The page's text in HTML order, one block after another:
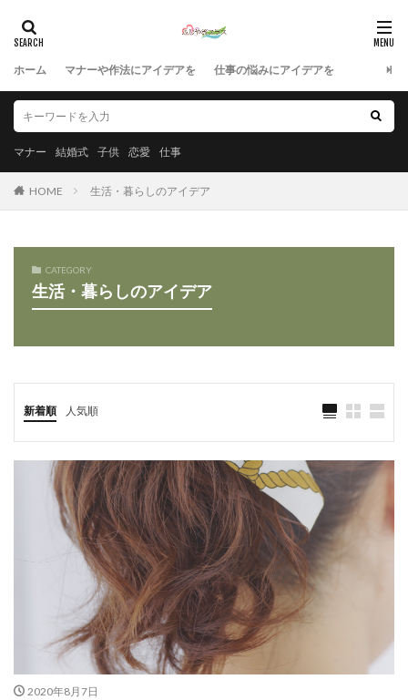
ホーム マナーや作法にアイデアを 仕事の悩みにアイデアを
マナー 結婚式 子供 恋愛 仕事
HOME 生活・暮らしのアイデア
CATEGORY
生活・暮らしのアイデア
新着順 人気順
2020年8月7日